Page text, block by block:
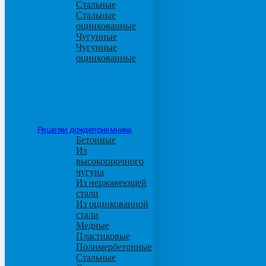
Стальные
Стальные
оцинкованные
Чугунные
Чугунные
оцинкованные
Решетки дождеприемника
Бетонные
Из
высокопрочного
чугуна
Из нержавеющей
стали
Из оцинкованной
стали
Медные
Пластиковые
Полимербетонные
Стальные